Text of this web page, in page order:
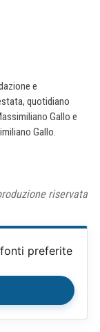
e
quotidiano
Gallo e
Gallo.
riservata
preferite